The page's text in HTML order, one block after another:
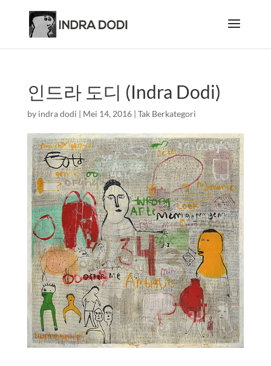
인드라 도디 (Indra Dodi)
by indra dodi | Mei 14, 2016| Tak Berkategori